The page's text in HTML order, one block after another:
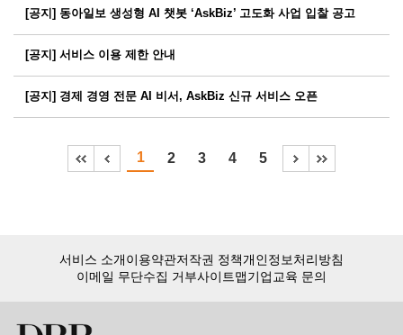
[공지] 동아일보 생성형 AI 챗봇 ‘AskBiz’ 고도화 사업 입찰 공고
[공지] 서비스 이용 제한 안내
[공지] 경제 경영 전문 AI 비서, AskBiz 신규 서비스 오픈
1 2 3 4 5
서비스 소개이용약관저작권 정책개인정보처리방침
이메일 무단수집 거부사이트맵기업교육 문의